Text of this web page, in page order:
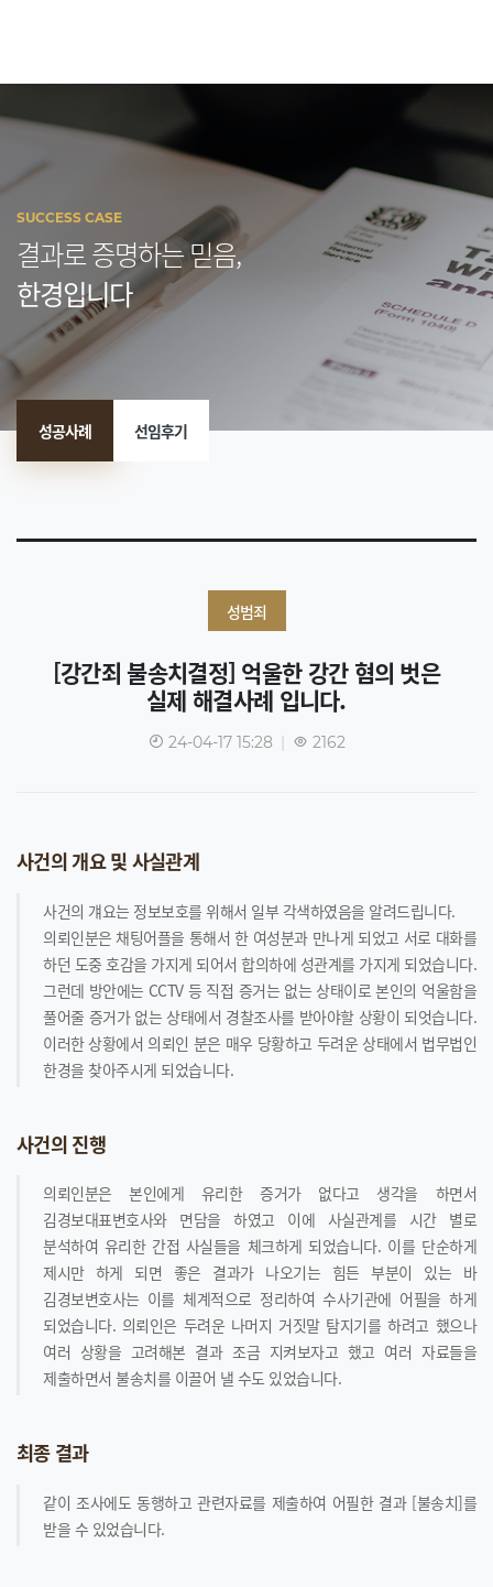
SUCCESS CASE
결과로 증명하는 믿음,
한경입니다
성공사례 선임후기
성범죄
[강간죄 불송치결정] 억울한 강간 혐의 벗은
실제 해결사례 입니다.
24-04-17 15:28 | 2162
사건의 개요 및 사실관계
사건의 걔요는 정보보호를 위해서 일부 각색하였음을 알려드립니다.
의뢰인분은 채팅어플을 통해서 한 여성분과 만나게 되었고 서로 대화를
하던 도중 호감을 가지게 되어서 합의하에 성관계를 가지게 되었습니다.
그런데 방안에는 CCTV 등 직접 증거는 없는 상태이로 본인의 억울함을
풀어줄 증거가 없는 상태에서 경찰조사를 받아야할 상황이 되엇습니다.
이러한 상황에서 의뢰인 분은 매우 당황하고 두려운 상태에서 법무법인
한경을 찾아주시게 되었습니다.
사건의 진행
의뢰인분은 본인에게 유리한 증거가 없다고 생각을 하면서
김경보대표변호사와 면담을 하였고 이에 사실관계를 시간 별로
분석하여 유리한 간접 사실들을 체크하게 되었습니다. 이를 단순하게
제시만 하게 되면 좋은 결과가 나오기는 힘든 부분이 있는 바
김경보변호사는 이를 체계적으로 정리하여 수사기관에 어필을 하게
되었습니다. 의뢰인은 두려운 나머지 거짓말 탐지기를 하려고 했으나
여러 상황을 고려해본 결과 조금 지켜보자고 했고 여러 자료들을
제출하면서 불송치를 이끌어 낼 수도 있었습니다.
최종 결과
같이 조사에도 동행하고 관련자료를 제출하여 어필한 결과 [불송치]를
받을 수 있었습니다.